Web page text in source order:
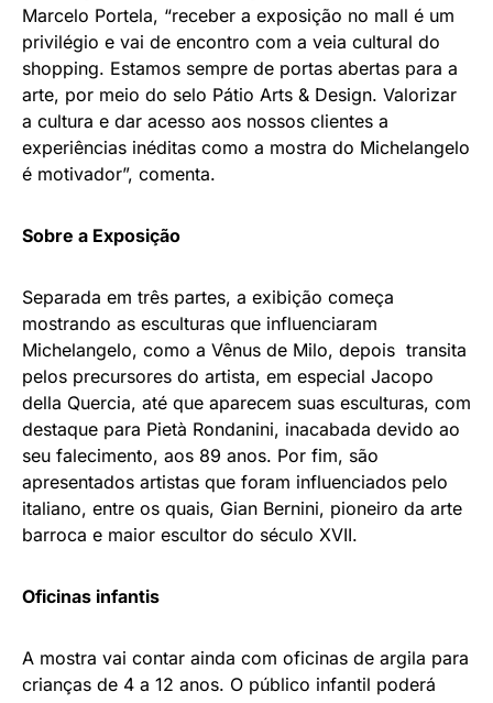
Marcelo Portela, “receber a exposição no mall é um
privilégio e vai de encontro com a veia cultural do
shopping. Estamos sempre de portas abertas para a
arte, por meio do selo Pátio Arts & Design. Valorizar
a cultura e dar acesso aos nossos clientes a
experiências inéditas como a mostra do Michelangelo
é motivador”, comenta.
Sobre a Exposição
Separada em três partes, a exibição começa
mostrando as esculturas que influenciaram
Michelangelo, como a Vênus de Milo, depois transita
pelos precursores do artista, em especial Jacopo
della Quercia, até que aparecem suas esculturas, com
destaque para Pietà Rondanini, inacabada devido ao
seu falecimento, aos 89 anos. Por fim, são
apresentados artistas que foram influenciados pelo
italiano, entre os quais, Gian Bernini, pioneiro da arte
barroca e maior escultor do século XVII.
Oficinas infantis
A mostra vai contar ainda com oficinas de argila para
crianças de 4 a 12 anos. O público infantil poderá